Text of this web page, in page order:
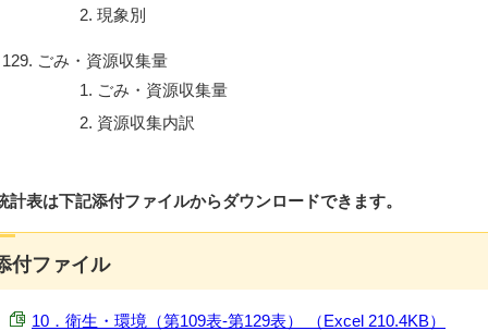
現象別
ごみ・資源収集量
ごみ・資源収集量
資源収集内訳
計表は下記添付ファイルからダウンロードできます。
付ファイル
10．衛生・環境（第109表-第129表） （Excel 210.4KB）